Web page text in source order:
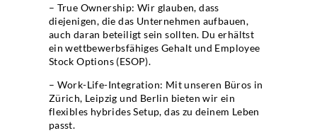
– True Ownership: Wir glauben, dass
diejenigen, die das Unternehmen aufbauen,
auch daran beteiligt sein sollten. Du erhältst
ein wettbewerbsfähiges Gehalt und Employee
Stock Options (ESOP).
– Work-Life-Integration: Mit unseren Büros in
Zürich, Leipzig und Berlin bieten wir ein
flexibles hybrides Setup, das zu deinem Leben
passt.